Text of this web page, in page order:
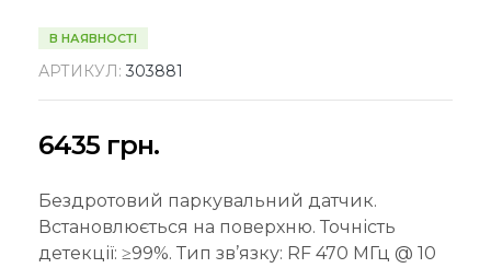
В НАЯВНОСТІ
АРТИКУЛ: 303881
6435 грн.
Бездротовий паркувальний датчик.
Встановлюється на поверхню. Точність
детекції: ≥99%. Тип зв’язку: RF 470 МГц @ 10